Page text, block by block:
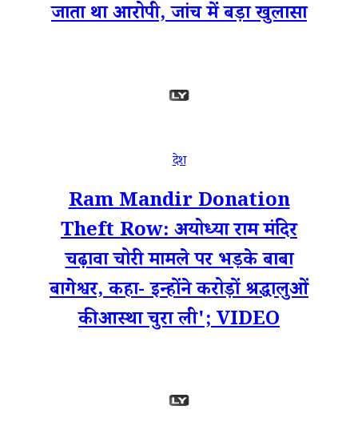
जाता था आरोपी, जांच में बड़ा खुलासा
देश
Ram Mandir Donation
Theft Row: अयोध्या राम मंदिर
चढ़ावा चोरी मामले पर भड़के बाबा
बागेश्वर, कहा- इन्होंने करोड़ों श्रद्धालुओं
की आस्था चुरा ली'; VIDEO